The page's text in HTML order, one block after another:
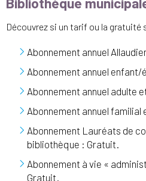
Découvrez si un tarif ou la gratuité
Abonnement annuel
Abonnement annuel
Abonnement annuel adulte
Abonnement annuel familial
Abonnement Lauréats de
bibliothèque : Gratuit.
Abonnement à vie «
Gratuit.